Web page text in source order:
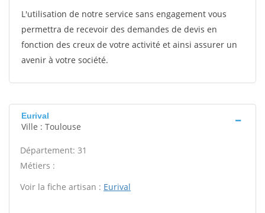
L'utilisation de notre service sans engagement vous
permettra de recevoir des demandes de devis en
fonction des creux de votre activité et ainsi assurer un
avenir à votre société.
Eurival
Ville : Toulouse
Département: 31
Métiers :
Voir la fiche artisan : Eurival